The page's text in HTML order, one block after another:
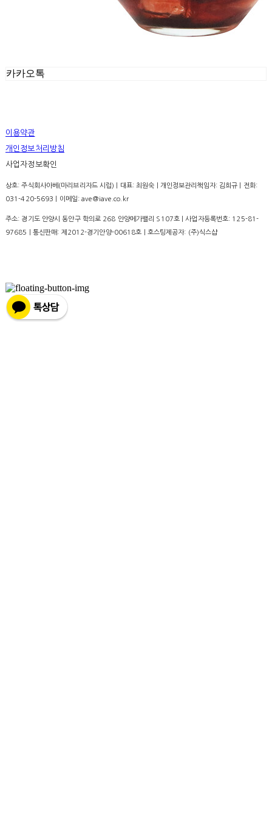
카카오톡
이용약관
개인정보처리방침
사업자정보확인
상호: 주식회사아베(마리브리자드 시럽) | 대표: 최원숙 | 개인정보관리책임자: 김희규 | 전화:
031-420-5693 | 이메일: ave@iave.co.kr
주소: 경기도 안양시 동안구 학의로 268 안양메가밸리 S107호 | 사업자등록번호: 125-81-
97685
| 통신판매: 제2012-경기안양-00618호 | 호스팅제공자: (주)식스샵